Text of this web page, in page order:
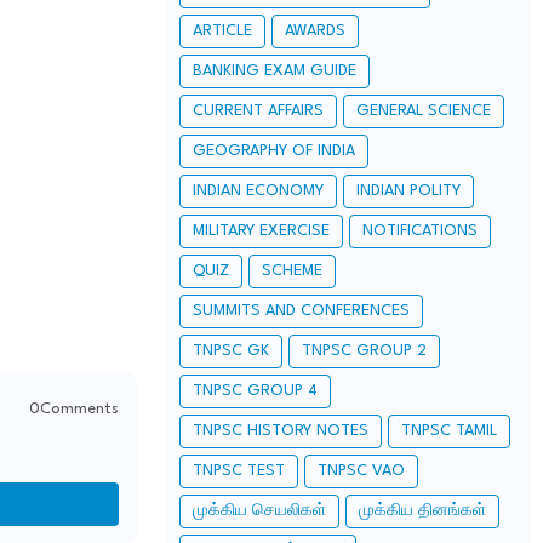
0Comments
ARTICLE AWARDS
BANKING EXAM GUIDE
CURRENT AFFAIRS GENERAL SCIENCE
GEOGRAPHY OF INDIA
INDIAN ECONOMY INDIAN POLITY
MILITARY EXERCISE NOTIFICATIONS
QUIZ SCHEME
SUMMITS AND CONFERENCES
TNPSC GK TNPSC GROUP 2
TNPSC GROUP 4
TNPSC HISTORY NOTES TNPSC TAMIL
TNPSC TEST TNPSC VAO
முக்கிய செயலிகள் முக்கிய தினங்கள்